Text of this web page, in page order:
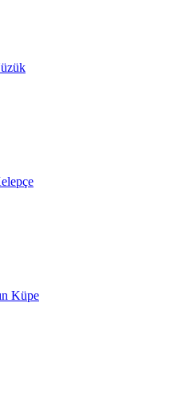
Küpe